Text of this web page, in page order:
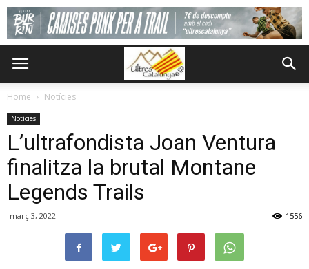
Home Notícies
Notícies
L’ultrafondista Joan Ventura
finalitza la brutal Montane
Legends Trails
març 3, 2022 1556